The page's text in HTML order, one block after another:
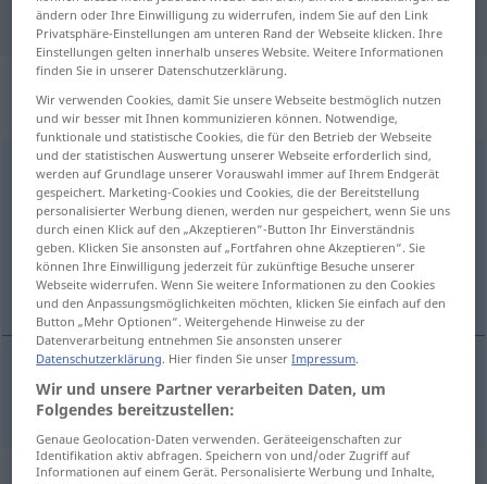
Übersetzung
„Feindseligkeit“: Femininum,
weiblich
Feindseligkeitf
Übersicht aller Übersetzungen
(Für mehr Details die Übersetzung anklicken/antippen)
fientlighet
fientlighet Feindseligkeit
Synonyme für "Feindseligkeit"
ändern oder Ihre Einwilligung zu widerrufen, indem Sie auf den Link
Privatsphäre-Einstellungen am unteren Rand der Webseite klicken. Ihre
Einstellungen gelten innerhalb unseres Website. Weitere Informationen
finden Sie in unserer Datenschutzerklärung.
Wir verwenden Cookies, damit Sie unsere Webseite bestmöglich nutzen
und wir besser mit Ihnen kommunizieren können. Notwendige,
funktionale und statistische Cookies, die für den Betrieb der Webseite
und der statistischen Auswertung unserer Webseite erforderlich sind,
werden auf Grundlage unserer Vorauswahl immer auf Ihrem Endgerät
gespeichert. Marketing-Cookies und Cookies, die der Bereitstellung
personalisierter Werbung dienen, werden nur gespeichert, wenn Sie uns
durch einen Klick auf den „Akzeptieren“-Button Ihr Einverständnis
geben. Klicken Sie ansonsten auf „Fortfahren ohne Akzeptieren“. Sie
können Ihre Einwilligung jederzeit für zukünftige Besuche unserer
Webseite widerrufen. Wenn Sie weitere Informationen zu den Cookies
und den Anpassungsmöglichkeiten möchten, klicken Sie einfach auf den
Button „Mehr Optionen“. Weitergehende Hinweise zu der
Datenverarbeitung entnehmen Sie ansonsten unserer
Datenschutzerklärung. Hier finden Sie unserImpressum.
Wir und unsere Partner verarbeiten Daten, um
Folgendes bereitzustellen:
Genaue Geolocation-Daten verwenden. Geräteeigenschaften zur
Identifikation aktiv abfragen. Speichern von und/oder Zugriff auf
Informationen auf einem Gerät. Personalisierte Werbung und Inhalte,